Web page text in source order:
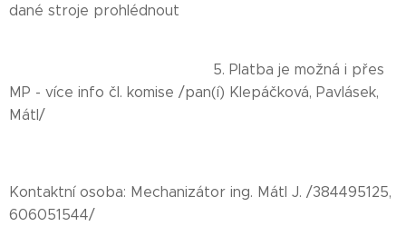
dané stroje prohlédnout
5. Platba je možná i přes
MP - více info čl. komise /pan(í) Klepáčková, Pavlásek,
Mátl/
Kontaktní osoba: Mechanizátor ing. Mátl J. /384495125,
606051544/